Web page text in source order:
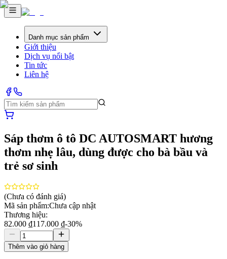
Danh mục sản phẩm
Giới thiệu
Dịch vụ nổi bật
Tin tức
Liên hệ
Sáp thơm ô tô DC AUTOSMART hương
thơm nhẹ lâu, dùng được cho bà bầu và
trẻ sơ sinh
(Chưa có đánh giá)
Mã sản phẩm:Chưa cập nhật
Thương hiệu:
82.000 ₫117.000 ₫-30%
Thêm vào giỏ hàng